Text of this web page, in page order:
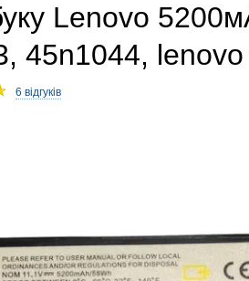
Lenovo
45n1044,
6 відгуків